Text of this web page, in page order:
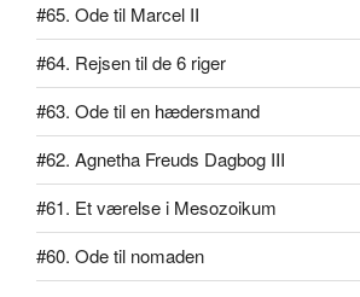
#65. Ode til Marcel II
#64. Rejsen til de 6 riger
#63. Ode til en hædersmand
#62. Agnetha Freuds Dagbog III
#61. Et værelse i Mesozoikum
#60. Ode til nomaden